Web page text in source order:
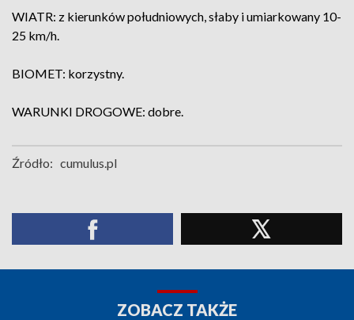
WIATR: z kierunków południowych, słaby i umiarkowany 10-
25 km/h.
BIOMET: korzystny.
WARUNKI DROGOWE: dobre.
Źródło: cumulus.pl
ZOBACZ TAKŻE